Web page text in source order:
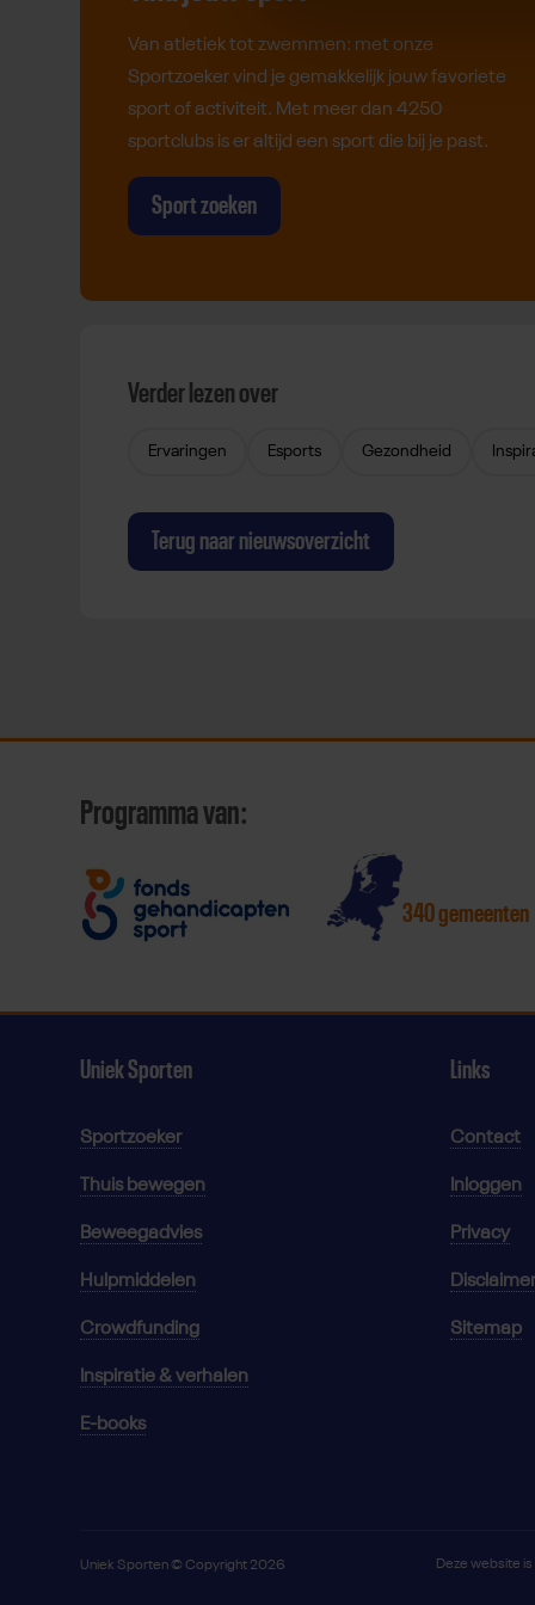
Van atletiek tot zwemmen: met onze
Sportzoeker vind je gemakkelijk jouw favoriete
sport of activiteit. Met meer dan 4250
sportclubs is er altijd een sport die bij je past.
Sport zoeken
Verder lezen over
Ervaringen Esports Gezondheid
Terug naar nieuwsoverzicht
Programma van:
340 gemeenten
Uniek Sporten
Sportzoeker
Thuis bewegen
Beweegadvies
Hulpmiddelen
Crowdfunding
Inspiratie & verhalen
E-books
Links
Contact
Inloggen
Privacy
Disclaimer
Sitemap
Uniek Sporten © Copyright 2026 Deze website